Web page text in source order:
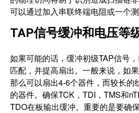
可以通过加入串联终端电阻或一个测
TAP信号缓冲和电压等
如果可能的话，缓冲初级TAP信号
匹配，并提高扇出。一般来说，如
那么可以扇出4-6个器件，而较长的
的器件。确保TCK，TDI，TMS和
TDO在板输出缓冲。重要的是要确